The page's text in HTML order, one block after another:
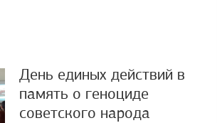
День единых действий в
память о геноциде
советского народа